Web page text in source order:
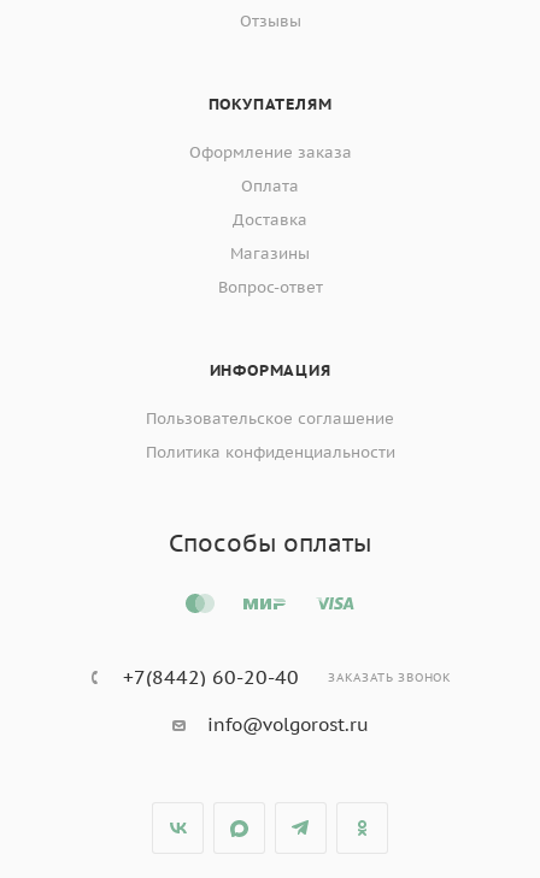
Отзывы
ПОКУПАТЕЛЯМ
Оформление заказа
Оплата
Доставка
Магазины
Вопрос-ответ
ИНФОРМАЦИЯ
Пользовательское соглашение
Политика конфиденциальности
Способы оплаты
+7(8442) 60-20-40 ЗАКАЗАТЬ ЗВОНОК
info@volgorost.ru